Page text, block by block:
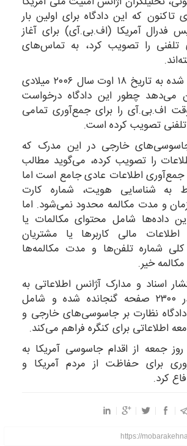
میلادی تاکنون که این دادگاه برای اولین بار
فدرال آمریکا (اف.بی.آی) برای آغاز
تلفنی را تصویب کرد، به تماس‌های
یکی از مدارک افشا شده به تاریخ ۱۸ اوت سال ۲۰۰۶ میلادی
می‌دهد چطور این دادگاه درخواست
اف.بی.آی را برای جمع‌آوری تمامی
تصویب کرده است.
جاسوسی‌های خارجی در این مدرک که
را تصویب کرده، می‌گوید مطالب
اطلاعات عادی جامع است اما
به شناسایی هویت، شماره کارت
و مدت مکالمه محدود نمی‌شود. اما
داده‌ها شامل محتوای مکالمات یا
مالی کاربرها یا مشتریان
شماره تلفن‌ها و مدت مکالمه‌ها
خیر.
اسناد و مدارک آژانس اطلاعاتی به
طور کلی شامل در ۲۳۰۰ صفحه گنجانده شده و شامل
نظارت بر جاسوسی‌های خارجی و
اطلاعاتی برای کنگره فراهم می‌کند.
روز جمعه از اقدام جاسوسی آمریکا به
برای حفاظت از مردم آمریکا و
کرد.
https://